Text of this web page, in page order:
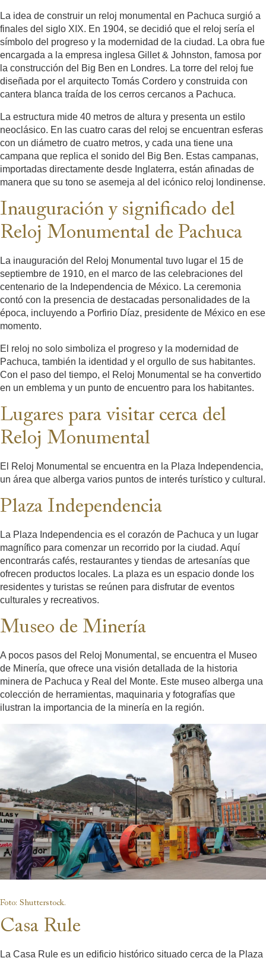
La idea de construir un reloj monumental en Pachuca surgió a
finales del siglo XIX. En 1904, se decidió que el reloj sería el
símbolo del progreso y la modernidad de la ciudad. La obra fue
encargada a la empresa inglesa Gillet & Johnston, famosa por
la construcción del Big Ben en Londres. La torre del reloj fue
diseñada por el arquitecto Tomás Cordero y construida con
cantera blanca traída de los cerros cercanos a Pachuca.
La estructura mide 40 metros de altura y presenta un estilo
neoclásico. En las cuatro caras del reloj se encuentran esferas
con un diámetro de cuatro metros, y cada una tiene una
campana que replica el sonido del Big Ben. Estas campanas,
importadas directamente desde Inglaterra, están afinadas de
manera que su tono se asemeja al del icónico reloj londinense.
Inauguración y significado del
Reloj Monumental de Pachuca
La inauguración del Reloj Monumental tuvo lugar el 15 de
septiembre de 1910, en el marco de las celebraciones del
centenario de la Independencia de México. La ceremonia
contó con la presencia de destacadas personalidades de la
época, incluyendo a Porfirio Díaz, presidente de México en ese
momento.
El reloj no solo simboliza el progreso y la modernidad de
Pachuca, también la identidad y el orgullo de sus habitantes.
Con el paso del tiempo, el Reloj Monumental se ha convertido
en un emblema y un punto de encuentro para los habitantes.
Lugares para visitar cerca del
Reloj Monumental
El Reloj Monumental se encuentra en la Plaza Independencia,
un área que alberga varios puntos de interés turístico y cultural.
Plaza Independencia
La Plaza Independencia es el corazón de Pachuca y un lugar
magnífico para comenzar un recorrido por la ciudad. Aquí
encontrarás cafés, restaurantes y tiendas de artesanías que
ofrecen productos locales. La plaza es un espacio donde los
residentes y turistas se reúnen para disfrutar de eventos
culturales y recreativos.
Museo de Minería
A pocos pasos del Reloj Monumental, se encuentra el Museo
de Minería, que ofrece una visión detallada de la historia
minera de Pachuca y Real del Monte. Este museo alberga una
colección de herramientas, maquinaria y fotografías que
ilustran la importancia de la minería en la región.
Foto: Shutterstock.
Casa Rule
La Casa Rule es un edificio histórico situado cerca de la Plaza